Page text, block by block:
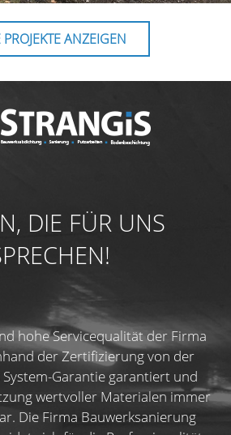
PROJEKTE ANZEIGEN
DIE FÜR UNS
hohe Servicequalität der Firma
der Zertifizierung von der
Garantie garantiert und
wertvoller Materialen immer
Die Firma Bauwerksanierung